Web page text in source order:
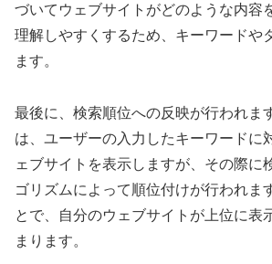
づいてウェブサイトがどのような内容
理解しやすくするため、キーワードや
ます。
最後に、検索順位への反映が行われま
は、ユーザーの入力したキーワードに
ェブサイトを表示しますが、その際に
ゴリズムによって順位付けが行われま
とで、自分のウェブサイトが上位に表
まります。